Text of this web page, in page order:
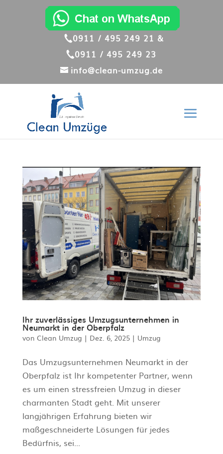
0911 / 495 249 21 &
0911 / 495 249 23
info@clean-umzug.de
Ihr zuverlässiges Umzugsunternehmen in
Neumarkt in der Oberpfalz
von Clean Umzug | Dez. 6, 2025| Umzug
Das Umzugsunternehmen Neumarkt in der
Oberpfalz ist Ihr kompetenter Partner, wenn
es um einen stressfreien Umzug in dieser
charmanten Stadt geht. Mit unserer
langjährigen Erfahrung bieten wir
maßgeschneiderte Lösungen für jedes
Bedürfnis, sei...